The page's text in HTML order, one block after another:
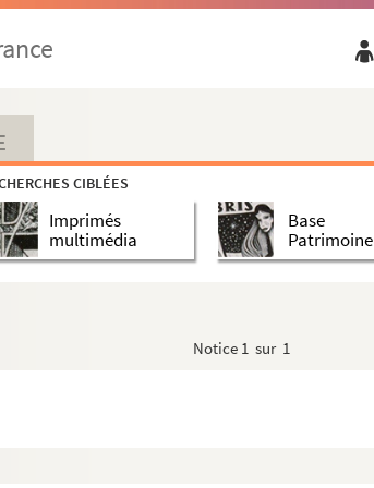
CIBLÉES
Imprimés
multimédia
Base
Patrimoine
Notice 1 sur 1